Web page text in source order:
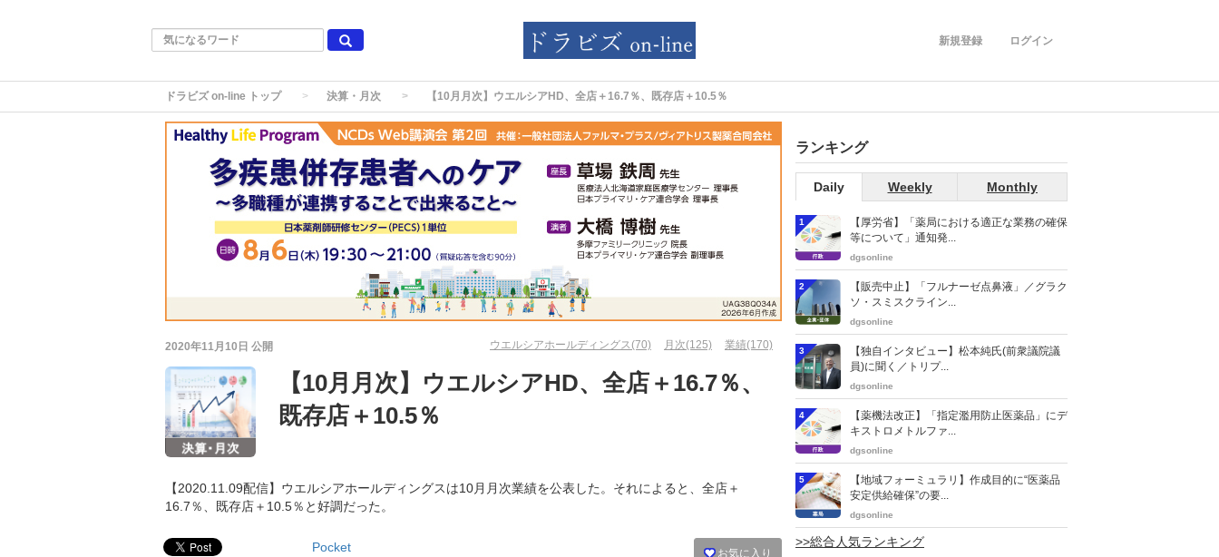
ログイン
新規登録
ドラビズ on-line トップ 決算・月次 【10月月次】ウエルシアHD、全店＋16.7％、既存店＋10.5％
2020年11月10日 公開 ウエルシアホールディングス(70) 月次(125) 業績(170)
【10月月次】ウエルシアHD、全店＋16.7％、
既存店＋10.5％
【2020.11.09配信】ウエルシアホールディングスは10月月次業績を公表した。それによると、全店＋
16.7％、既存店＋10.5％と好調だった。
お気に入り
Pocket
ランキング
Daily Weekly Monthly
1
【厚労省】「薬局における適正な業務の確保
等について」通知発...
dgsonline
2
【販売中止】「フルナーゼ点鼻液」／グラク
ソ・スミスクライン...
dgsonline
3
【独自インタビュー】松本純氏(前衆議院議
員)に聞く／トリプ...
dgsonline
4
【薬機法改正】「指定濫用防止医薬品」にデ
キストロメトルファ...
dgsonline
5
【地域フォーミュラリ】作成目的に“医薬品
安定供給確保”の要...
dgsonline
>>総合人気ランキング